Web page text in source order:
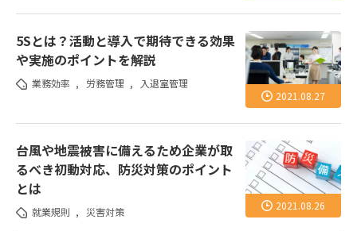
2021.08.27
5Sとは？活動と導入で期待できる効果
や実施のポイントを解説
業務効率 , 労務管理 , 入退室管理
2021.08.26
台風や地震被害に備えるため企業が取
るべき初動対応、防災対策のポイント
とは
就業規則 , 災害対策